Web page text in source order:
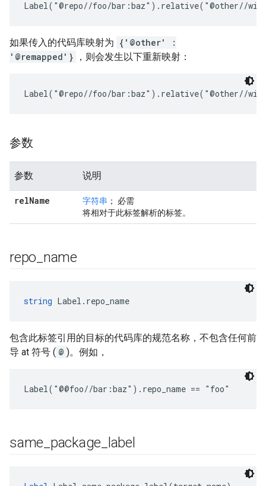
如果传入的代码库映射为 {'@other' :
'@remapped'}
，则会发生以下重新映射：
参数
参数 说明
relName 字符串 ； 必需
将相对于此标签解析的标签。
repo name
string Label.repo_name
包含此标签引用的目标的代码库的规范名称，不包含任何前
导 at 符号 ( @ )。例如，
Label("@@foo//bar:baz").repo_name == "foo"
same package label